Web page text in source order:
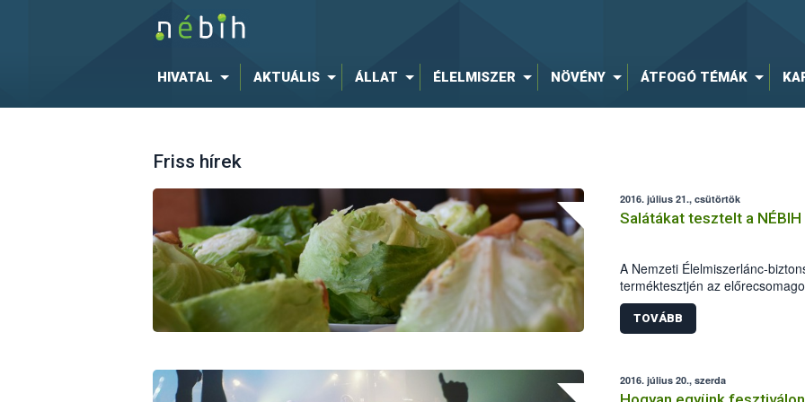
HIVATAL AKTUÁLIS ÁLLAT ÉLELMISZER NÖVÉNY ÁTFOGÓ TÉMÁK
Friss hírek
2016. július 21., csütörtök
Salátákat tesztelt a NÉBIH
A Nemzeti Élelmiszerlánc-
terméktesztjén az
összetevőjét, a jégsalátákat
terméket ellenőrzött a hatóság.
valamennyi megfelelő volt.
használata okán indul hatósági
TOVÁBB
2016. július 20., szerda